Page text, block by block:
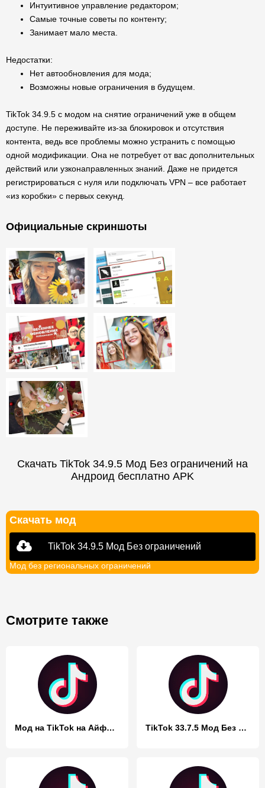
Интуитивное управление редактором;
Самые точные советы по контенту;
Занимает мало места.
Недостатки:
Нет автообновления для мода;
Возможны новые ограничения в будущем.
TikTok 34.9.5 с модом на снятие ограничений уже в общем
доступе. Не переживайте из-за блокировок и отсутствия
контента, ведь все проблемы можно устранить с помощью
одной модификации. Она не потребует от вас дополнительных
действий или узконаправленных знаний. Даже не придется
регистрироваться с нуля или подключать VPN – все работает
«из коробки» с первых секунд.
Официальные скриншоты
Скачать TikTok 34.9.5 Мод Без ограничений на
Андроид бесплатно APK
Скачать мод
TikTok 34.9.5 Мод Без ограничений
Мод без региональных ограничений
Смотрите также
Мод на TikTok на Айфон 2023 скачать бесплатно TikTok 33.7.5 Мод Без ограничений